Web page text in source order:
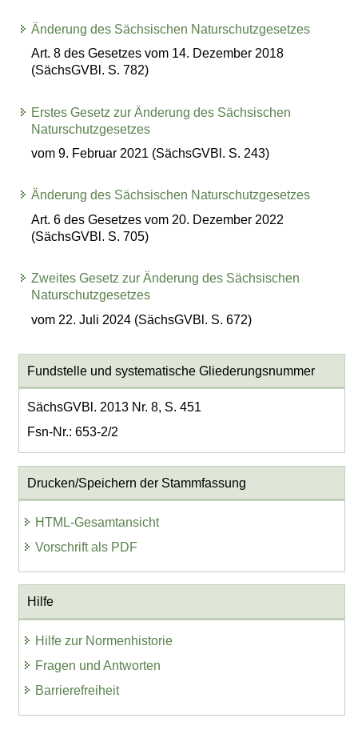
Änderung des Sächsischen Naturschutzgesetzes
Art. 8 des Gesetzes vom 14. Dezember 2018
(SächsGVBl. S. 782)
Erstes Gesetz zur Änderung des Sächsischen
Naturschutzgesetzes
vom 9. Februar 2021 (SächsGVBl. S. 243)
Änderung des Sächsischen Naturschutzgesetzes
Art. 6 des Gesetzes vom 20. Dezember 2022
(SächsGVBl. S. 705)
Zweites Gesetz zur Änderung des Sächsischen
Naturschutzgesetzes
vom 22. Juli 2024 (SächsGVBl. S. 672)
Fundstelle und systematische Gliederungsnummer
SächsGVBl. 2013 Nr. 8, S. 451
Fsn-Nr.: 653-2/2
Drucken/Speichern der Stammfassung
HTML-Gesamtansicht
Vorschrift als PDF
Hilfe
Hilfe zur Normenhistorie
Fragen und Antworten
Barrierefreiheit